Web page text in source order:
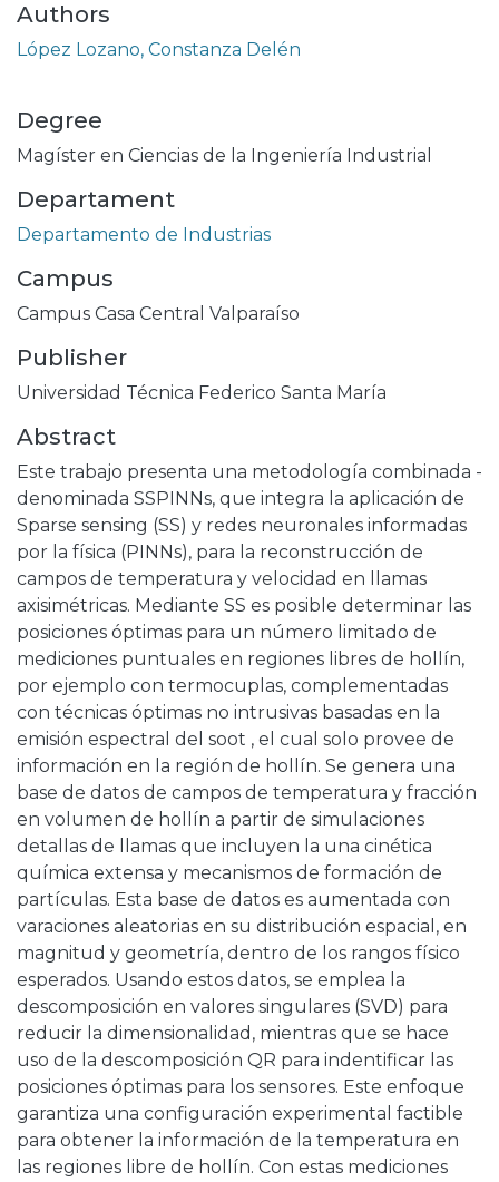
Authors
López Lozano, Constanza Delén
Degree
Magíster en Ciencias de la Ingeniería Industrial
Departament
Departamento de Industrias
Campus
Campus Casa Central Valparaíso
Publisher
Universidad Técnica Federico Santa María
Abstract
Este trabajo presenta una metodología combinada -
denominada SSPINNs, que integra la aplicación de
Sparse sensing (SS) y redes neuronales informadas
por la física (PINNs), para la reconstrucción de
campos de temperatura y velocidad en llamas
axisimétricas. Mediante SS es posible determinar las
posiciones óptimas para un número limitado de
mediciones puntuales en regiones libres de hollín,
por ejemplo con termocuplas, complementadas
con técnicas óptimas no intrusivas basadas en la
emisión espectral del soot , el cual solo provee de
información en la región de hollín. Se genera una
base de datos de campos de temperatura y fracción
en volumen de hollín a partir de simulaciones
detallas de llamas que incluyen la una cinética
química extensa y mecanismos de formación de
partículas. Esta base de datos es aumentada con
varaciones aleatorias en su distribución espacial, en
magnitud y geometría, dentro de los rangos físico
esperados. Usando estos datos, se emplea la
descomposición en valores singulares (SVD) para
reducir la dimensionalidad, mientras que se hace
uso de la descomposición QR para indentificar las
posiciones óptimas para los sensores. Este enfoque
garantiza una configuración experimental factible
para obtener la información de la temperatura en
las regiones libre de hollín. Con estas mediciones